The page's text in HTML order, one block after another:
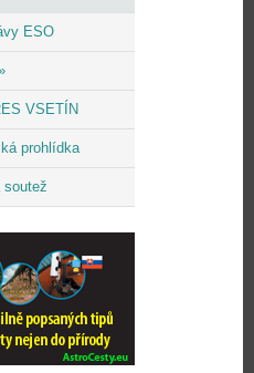
ESO
VSETÍN
prohlídka
soutež